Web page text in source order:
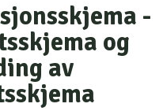
-
og
av